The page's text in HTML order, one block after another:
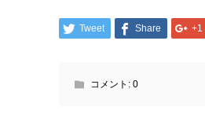
Tweet Share +1
コメント: 0